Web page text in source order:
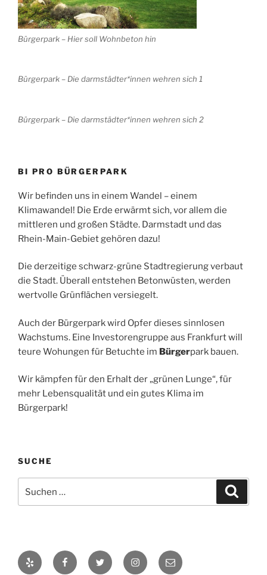
Bürgerpark – Hier soll Wohnbeton hin
Bürgerpark – Die darmstädter*innen wehren sich 1
Bürgerpark – Die darmstädter*innen wehren sich 2
BI PRO BÜRGERPARK
Wir befinden uns in einem Wandel – einem
Klimawandel! Die Erde erwärmt sich, vor allem die
mittleren und großen Städte. Darmstadt und das
Rhein-Main-Gebiet gehören dazu!
Die derzeitige schwarz-grüne Stadtregierung verbaut
die Stadt. Überall entstehen Betonwüsten, werden
wertvolle Grünflächen versiegelt.
Auch der Bürgerpark wird Opfer dieses sinnlosen
Wachstums. Eine Investorengruppe aus Frankfurt will
teure Wohungen für Betuchte im Bürgerpark bauen.
Wir kämpfen für den Erhalt der „grünen Lunge“, für
mehr Lebensqualität und ein gutes Klima im
Bürgerpark!
SUCHE
nach:
Yelp FacebookTwitter Instagram